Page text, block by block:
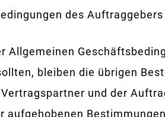
des
Allgemeinen
bleiben die übrigen
und der